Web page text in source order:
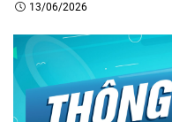
13/06/2026